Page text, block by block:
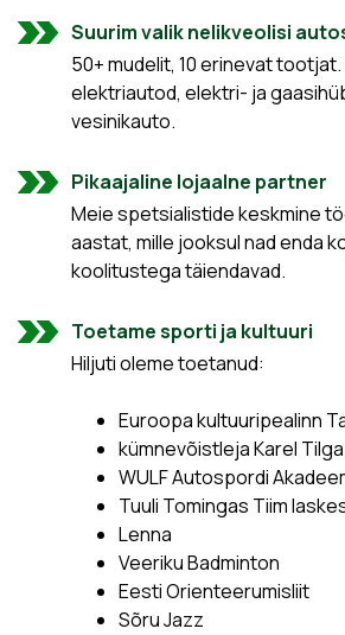
Suurim valik nelikveolisi
50+ mudelit, 10 erinevat tootjat.
elektriautod, elektri- ja
vesinikauto.
Pikaajaline lojaalne partner
Meie spetsialistide keskmine
aastat, mille jooksul nad enda
koolitustega täiendavad.
Toetame sporti ja kultuuri
Hiljuti oleme toetanud:
Euroopa kultuuripealinn
kümnevõistleja Karel Tilga
WULF Autospordi
Tuuli Tomingas Tiim
Lenna
Veeriku Badminton
Eesti Orienteerumisliit
Sõru Jazz